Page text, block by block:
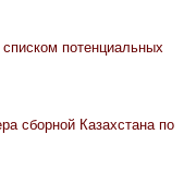
потенциальных
сборной Казахстана по